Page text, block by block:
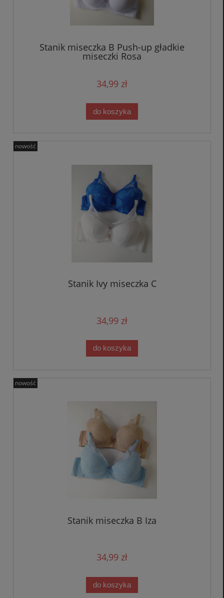
Stanik miseczka B Push-up gładkie
miseczki Rosa
34,99 zł
do koszyka
Stanik Ivy miseczka C
34,99 zł
do koszyka
nowość
Stanik miseczka B Iza
34,99 zł
do koszyka
nowość